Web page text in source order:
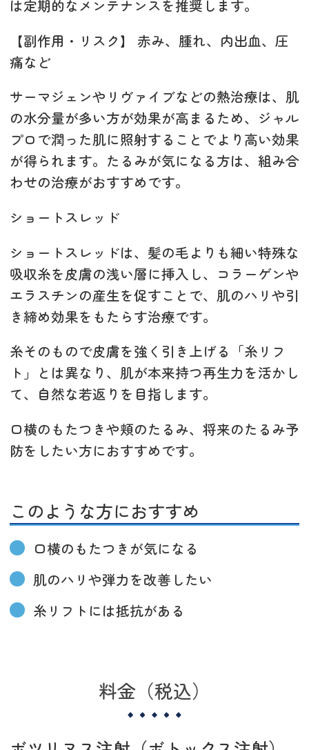
は定期的なメンテナンスを推奨します。
【副作用・リスク】 赤み、腫れ、内出血、圧
痛など
サーマジェンやリヴァイブなどの熱治療は、肌
の水分量が多い方が効果が高まるため、ジャル
プロで潤った肌に照射することでより高い効果
が得られます。たるみが気になる方は、組み合
わせの治療がおすすめです。
ショートスレッド
ショートスレッドは、髪の毛よりも細い特殊な
吸収糸を皮膚の浅い層に挿入し、コラーゲンや
エラスチンの産生を促すことで、肌のハリや引
き締め効果をもたらす治療です。
糸そのもので皮膚を強く引き上げる「糸リフ
ト」とは異なり、肌が本来持つ再生力を活かし
て、自然な若返りを目指します。
口横のもたつきや頬のたるみ、将来のたるみ予
防をしたい方におすすめです。
このような方におすすめ
口横のもたつきが気になる
肌のハリや弾力を改善したい
糸リフトには抵抗がある
料金（税込）